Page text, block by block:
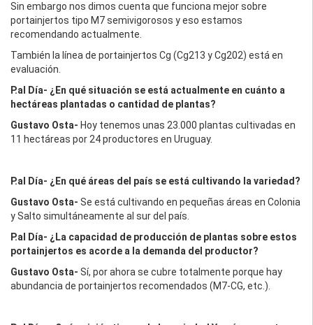
Sin embargo nos dimos cuenta que funciona mejor sobre
portainjertos tipo M7 semivigorosos y eso estamos
recomendando actualmente.
También la línea de portainjertos Cg (Cg213 y Cg202) está en
evaluación.
P.al Día- ¿En qué situación se está actualmente en cuánto a
hectáreas plantadas o cantidad de plantas?
Gustavo Osta- Hoy tenemos unas 23.000 plantas cultivadas en
11 hectáreas por 24 productores en Uruguay.
P.al Día- ¿En qué áreas del país se está cultivando la variedad?
Gustavo Osta- Se está cultivando en pequeñas áreas en Colonia
y Salto simultáneamente al sur del país.
P.al Día- ¿La capacidad de producción de plantas sobre estos
portainjertos es acorde a la demanda del productor?
Gustavo Osta- Sí, por ahora se cubre totalmente porque hay
abundancia de portainjertos recomendados (M7-CG, etc.).